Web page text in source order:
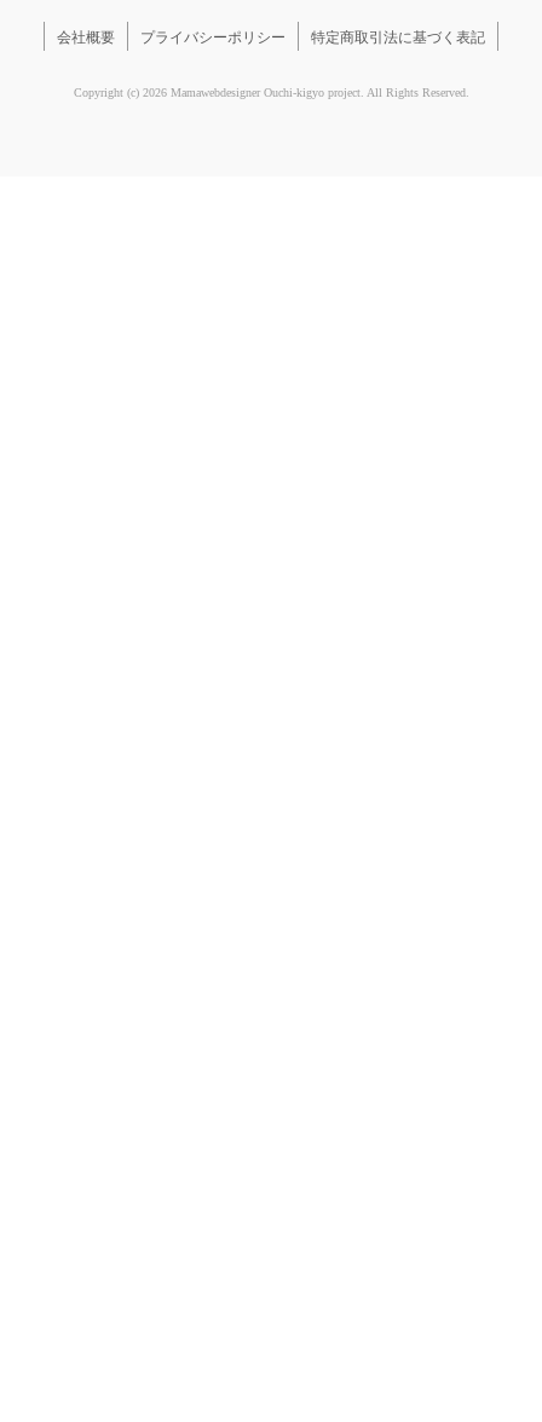
会社概要 プライバシーポリシー 特定商取引法に基づく表記
Copyright (c) 2026 Mamawebdesigner Ouchi-kigyo project. All Rights Reserved.